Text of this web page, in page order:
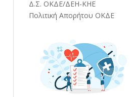
Δ.Σ. ΟΚΔΕ/ΔΕΗ-ΚΗΕ
Πολιτική Απορήτου ΟΚΔΕ